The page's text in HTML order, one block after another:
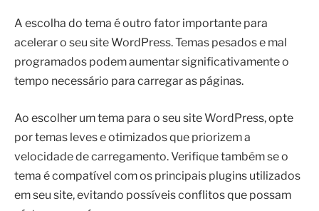
A escolha do tema é outro fator importante para
acelerar o seu site WordPress. Temas pesados ​​e mal
programados podem aumentar significativamente o
tempo necessário para carregar as páginas.
Ao escolher um tema para o seu site WordPress, opte
por temas leves e otimizados que priorizem a
velocidade de carregamento. Verifique também se o
tema é compatível com os principais plugins utilizados
em seu site, evitando possíveis conflitos que possam